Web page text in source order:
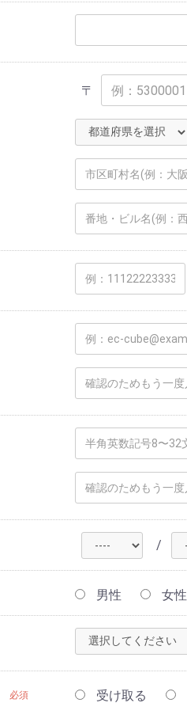
〒
/
男性 女性
必須 受け取る